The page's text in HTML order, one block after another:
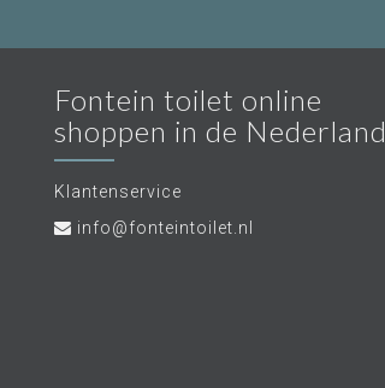
Fontein toilet online
shoppen in de Nederland
Klantenservice
info@fonteintoilet.nl